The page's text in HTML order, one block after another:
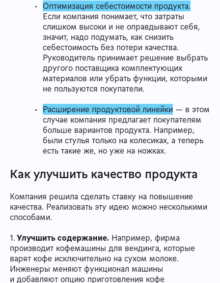
Оптимизация себестоимости продукта.
Если компания понимает, что затраты
слишком высоки и не оправдывают себя,
значит, надо подумать, как снизить
себестоимость без потери качества.
Руководитель принимает решение выбрать
другого поставщика комплектующих
материалов или убрать функции, которыми
не пользуются покупатели.
Расширение продуктовой линейки — в этом
случае компания предлагает покупателям
больше вариантов продукта. Например,
были стулья только на колесиках, а теперь
есть такие же, но уже на ножках.
Как улучшить качество продукта
Компания решила сделать ставку на повышение
качества. Реализовать эту идею можно несколькими
способами.
1.Улучшить содержание. Например, фирма
производит кофемашины для вендинга, которые
варят кофе исключительно на сухом молоке.
Инженеры меняют функционал машины
и добавляют опцию приготовления кофе